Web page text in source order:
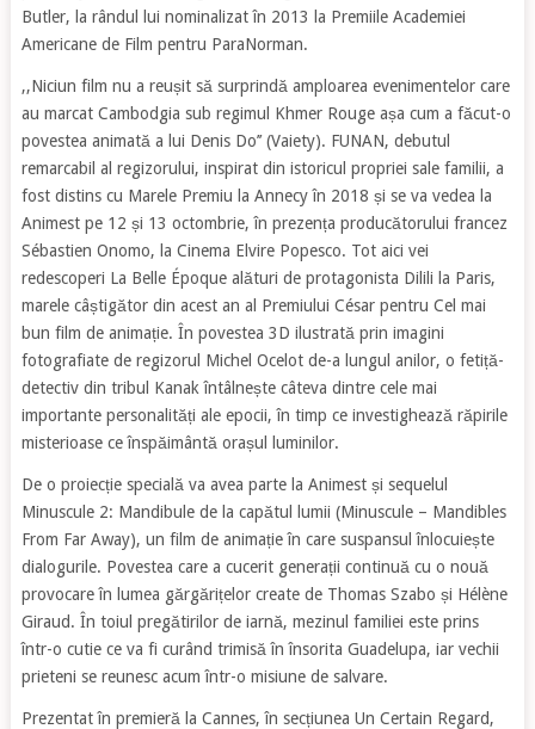
Butler, la rândul lui nominalizat în 2013 la Premiile Academiei
Americane de Film pentru ParaNorman.
,,Niciun film nu a reușit să surprindă amploarea evenimentelor care
au marcat Cambodgia sub regimul Khmer Rouge așa cum a făcut-o
povestea animată a lui Denis Do’’ (Vaiety). FUNAN, debutul
remarcabil al regizorului, inspirat din istoricul propriei sale familii, a
fost distins cu Marele Premiu la Annecy în 2018 și se va vedea la
Animest pe 12 și 13 octombrie, în prezența producătorului francez
Sébastien Onomo, la Cinema Elvire Popesco. Tot aici vei
redescoperi La Belle Époque alături de protagonista Dilili la Paris,
marele câștigător din acest an al Premiului César pentru Cel mai
bun film de animație. În povestea 3D ilustrată prin imagini
fotografiate de regizorul Michel Ocelot de-a lungul anilor, o fetiță-
detectiv din tribul Kanak întâlnește câteva dintre cele mai
importante personalități ale epocii, în timp ce investighează răpirile
misterioase ce înspăimântă orașul luminilor.
De o proiecție specială va avea parte la Animest și sequelul
Minuscule 2: Mandibule de la capătul lumii (Minuscule – Mandibles
From Far Away), un film de animație în care suspansul înlocuiește
dialogurile. Povestea care a cucerit generații continuă cu o nouă
provocare în lumea gărgărițelor create de Thomas Szabo și Hélène
Giraud. În toiul pregătirilor de iarnă, mezinul familiei este prins
într-o cutie ce va fi curând trimisă în însorita Guadelupa, iar vechii
prieteni se reunesc acum într-o misiune de salvare.
Prezentat în premieră la Cannes, în secțiunea Un Certain Regard,